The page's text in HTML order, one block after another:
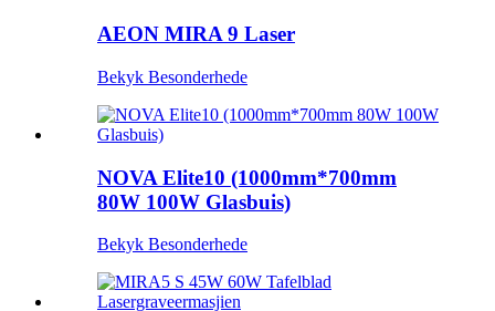
AEON MIRA 9 Laser
Bekyk Besonderhede
NOVA Elite10 (1000mm*700mm
80W 100W Glasbuis)
Bekyk Besonderhede